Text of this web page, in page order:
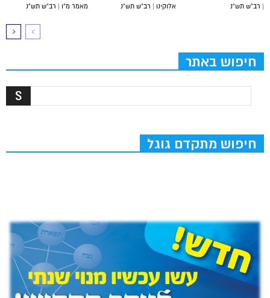
מאמר מ”ו | רב”ש תש”נ
אלוקינו | רב”ש תש”נ
| רב”ש תש”נ
חיפוש באתר
חיפוש מתקדם גוגל